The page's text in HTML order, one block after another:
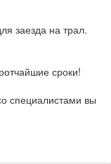
заезда на трал.
сроки!
специалистами вы